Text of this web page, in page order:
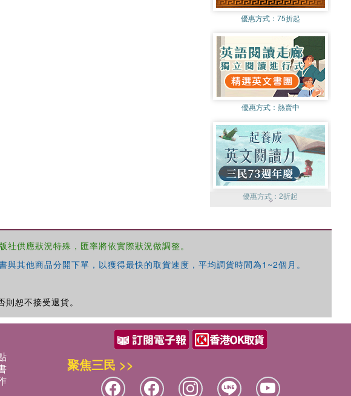
優惠方式： 75折起
優惠方式： 熱賣中
優惠方式：2折起
供應狀況特殊，匯率將依實際狀況做調整。
其他商品分開下單，以獲得最快的取貨速度，平均調貨時間為1~2個月。
恕不接受退貨。
聚焦三民 >>